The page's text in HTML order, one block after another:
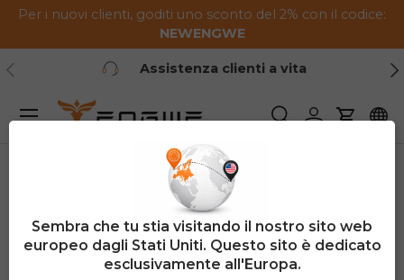
Per i nuovi clienti, goditi uno sconto del 2% con il codice:
NEWENGWE
Indietro
Assistenza clienti a vita
RicercaLoginCarrello
Menu
E-bike aggiornata
(5 prodotti)
Sembra che tu stia visitando il nostro sito web
europeo dagli Stati Uniti. Questo sito è dedicato
esclusivamente all'Europa.